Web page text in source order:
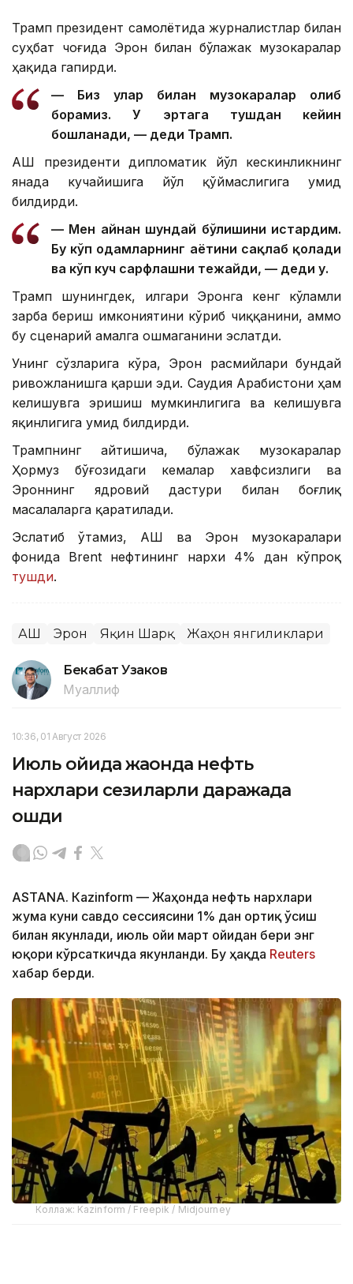
Трамп президент самолётида журналистлар билан
суҳбат чоғида Эрон билан бўлажак музокаралар
ҳақида гапирди.
— Биз улар билан музокаралар олиб
борамиз. У эртага тушдан кейин
бошланади, — деди Трамп.
АҚШ президенти дипломатик йўл кескинликнинг
янада кучайишига йўл қўймаслигига умид
билдирди.
— Мен айнан шундай бўлишини истардим.
Бу кўп одамларнинг ҳаётини сақлаб қолади
ва кўп куч сарфлашни тежайди, — деди у.
Трамп шунингдек, илгари Эронга кенг кўламли
зарба бериш имкониятини кўриб чиққанини, аммо
бу сценарий амалга ошмаганини эслатди.
Унинг сўзларига кўра, Эрон расмийлари бундай
ривожланишга қарши эди. Саудия Арабистони ҳам
келишувга эришиш мумкинлигига ва келишувга
яқинлигига умид билдирди.
Трампнинг айтишича, бўлажак музокаралар
Ҳормуз бўғозидаги кемалар хавфсизлиги ва
Эроннинг ядровий дастури билан боғлиқ
масалаларга қаратилади.
Эслатиб ўтамиз, АҚШ ва Эрон музокаралари
фонида Brent нефтининг нархи 4% дан кўпроқ
тушди.
АҚШ Эрон Яқин Шарқ Жаҳон янгиликлари
Бекабат Узаков
Муаллиф
10:36, 01 Август 2026
Июль ойида жаҳонда нефть
нархлари сезиларли даражада
ошди
ASTANА. Кazinform — Жаҳонда нефть нархлари
жума куни савдо сессиясини 1% дан ортиқ ўсиш
билан якунлади, июль ойи март ойидан бери энг
юқори кўрсаткичда якунланди. Бу ҳақда Reuters
хабар берди.
Коллаж: Kazinform / Freepik / Midjourney